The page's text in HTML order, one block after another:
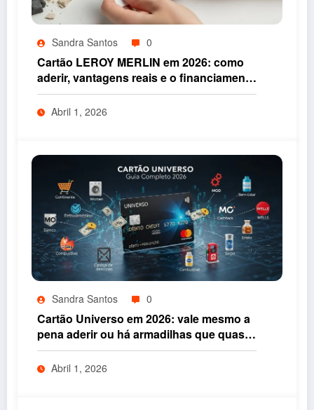
Sandra Santos 0
Cartão LEROY MERLIN em 2026: como
aderir, vantagens reais e o financiamento
que pode acelerar as suas obras
Abril 1, 2026
Sandra Santos 0
Cartão Universo em 2026: vale mesmo a
pena aderir ou há armadilhas que quase
ninguém vê
Abril 1, 2026